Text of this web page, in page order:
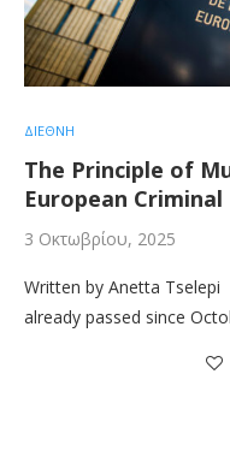
ΔΙΕΘΝΗ
The Principle of
European Criminal
3 Οκτωβρίου, 2025
Written by Anetta
already passed since